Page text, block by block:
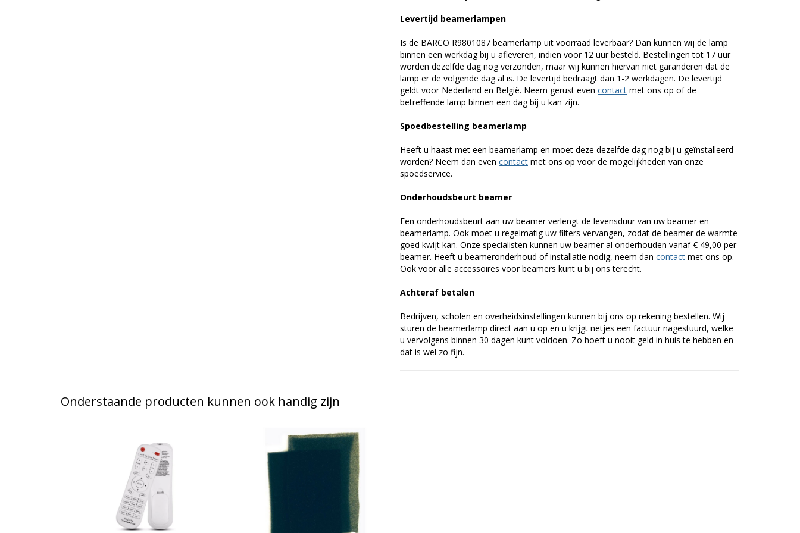
Levertijd beamerlampen
Is de BARCO R9801087 beamerlamp uit voorraad leverbaar? Dan kunnen wij de lamp
binnen een werkdag bij u afleveren, indien voor 12 uur besteld. Bestellingen tot 17 uur
worden dezelfde dag nog verzonden, maar wij kunnen hiervan niet garanderen dat de
lamp er de volgende dag al is. De levertijd bedraagt dan 1-2 werkdagen. De levertijd
geldt voor Nederland en België. Neem gerust even contact met ons op of de
betreffende lamp binnen een dag bij u kan zijn.
Spoedbestelling beamerlamp
Heeft u haast met een beamerlamp en moet deze dezelfde dag nog bij u geïnstalleerd
worden? Neem dan even contact met ons op voor de mogelijkheden van onze
spoedservice.
Onderhoudsbeurt beamer
Een onderhoudsbeurt aan uw beamer verlengt de levensduur van uw beamer en
beamerlamp. Ook moet u regelmatig uw filters vervangen, zodat de beamer de warmte
goed kwijt kan. Onze specialisten kunnen uw beamer al onderhouden vanaf € 49,00 per
beamer. Heeft u beameronderhoud of installatie nodig, neem dan contact met ons op.
Ook voor alle accessoires voor beamers kunt u bij ons terecht.
Achteraf betalen
Bedrijven, scholen en overheidsinstellingen kunnen bij ons op rekening bestellen. Wij
sturen de beamerlamp direct aan u op en u krijgt netjes een factuur nagestuurd, welke
u vervolgens binnen 30 dagen kunt voldoen. Zo hoeft u nooit geld in huis te hebben en
dat is wel zo fijn.
Onderstaande producten kunnen ook handig zijn